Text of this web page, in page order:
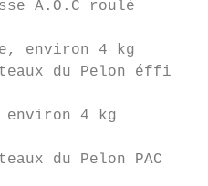
A.O.C roulé
environ 4 kg
du Pelon éffilé
environ 4 kg
du Pelon PAC